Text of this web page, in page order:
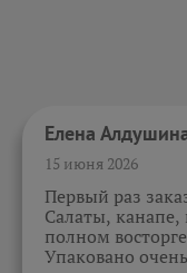
Елена
15 июня 2026
Первый раз
Салаты,
полном
Упаковано